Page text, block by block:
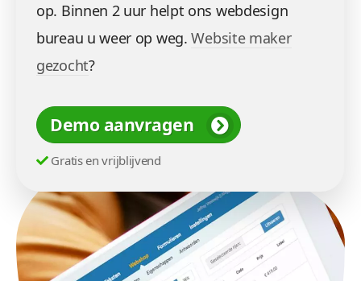
op. Binnen 2 uur helpt ons webdesign
bureau u weer op weg.Website maker
gezocht?
Demo aanvragen
Gratis en vrijblijvend